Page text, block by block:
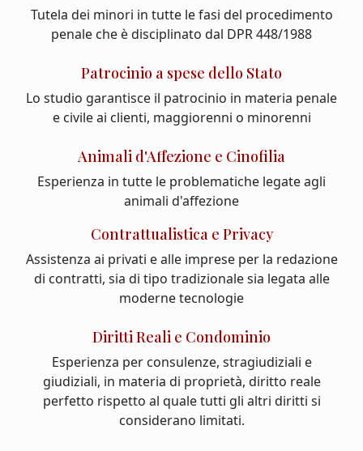
Tutela dei minori in tutte le fasi del procedimento
penale che è disciplinato dal DPR 448/1988
Patrocinio a spese dello Stato
Lo studio garantisce il patrocinio in materia penale
e civile ai clienti, maggiorenni o minorenni
Animali d'Affezione e Cinofilia
Esperienza in tutte le problematiche legate agli
animali d'affezione
Contrattualistica e Privacy
Assistenza ai privati e alle imprese per la redazione
di contratti, sia di tipo tradizionale sia legata alle
moderne tecnologie
Diritti Reali e Condominio
Esperienza per consulenze, stragiudiziali e
giudiziali, in materia di proprietà, diritto reale
perfetto rispetto al quale tutti gli altri diritti si
considerano limitati.